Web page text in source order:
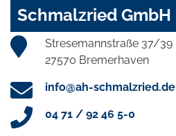
Schmalzried GmbH
Stresemannstraße 37/39
27570 Bremerhaven
info@ah-schmalzried.de
04 71 / 92 46 5-0